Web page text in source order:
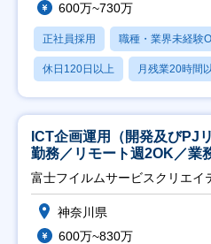
600万~730万
正社員採用 職種・業界未経験
休日120日以上 月残業20時間
ICT企画運用（開発及びPJ
勤務／リモート週2OK／業
富士フイルムサービスクリエイ
神奈川県
600万~830万